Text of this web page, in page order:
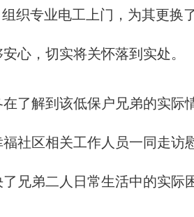
织专业电工上门，为其更换
心，切实将关怀落到实处。
解到该低保户兄弟的实际
社区相关工作人员一同走访
兄弟二人日常生活中的实际